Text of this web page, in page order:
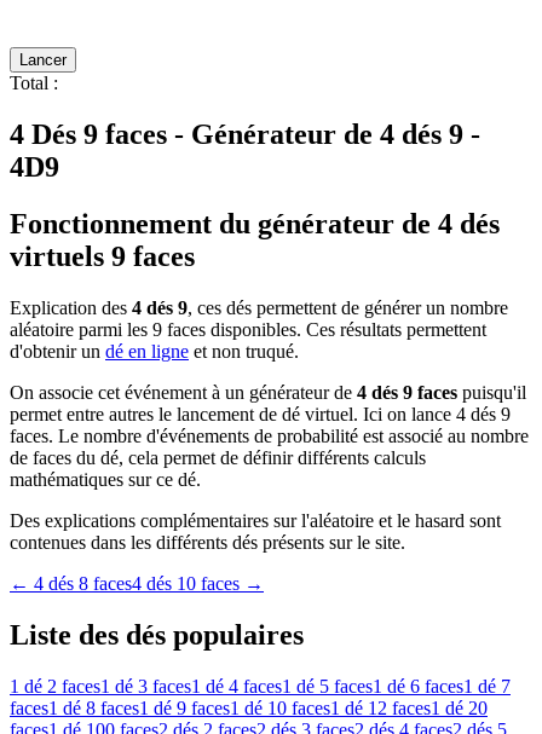
Lancer
Total :
4 Dés 9 faces - Générateur de 4 dés 9 -
4D9
Fonctionnement du générateur de 4 dés
virtuels 9 faces
Explication des 4 dés 9, ces dés permettent de générer un nombre
aléatoire parmi les 9 faces disponibles. Ces résultats permettent
d'obtenir un dé en ligne et non truqué.
On associe cet événement à un générateur de 4 dés 9 faces puisqu'il
permet entre autres le lancement de dé virtuel. Ici on lance 4 dés 9
faces. Le nombre d'événements de probabilité est associé au nombre
de faces du dé, cela permet de définir différents calculs
mathématiques sur ce dé.
Des explications complémentaires sur l'aléatoire et le hasard sont
contenues dans les différents dés présents sur le site.
← 4 dés 8 faces4 dés 10 faces →
Liste des dés populaires
1 dé 2 faces1 dé 3 faces1 dé 4 faces1 dé 5 faces1 dé 6 faces1 dé 7
faces1 dé 8 faces1 dé 9 faces1 dé 10 faces1 dé 12 faces1 dé 20
faces1 dé 100 faces2 dés 2 faces2 dés 3 faces2 dés 4 faces2 dés 5